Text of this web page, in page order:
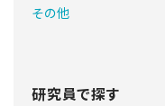
その他
研究員で探す